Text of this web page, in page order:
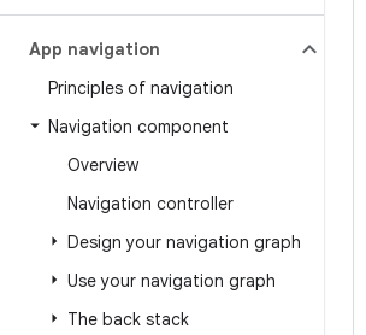
App navigation
Principles of navigation
Navigation component
Overview
Navigation controller
Design your navigation graph
Use your navigation graph
The back stack